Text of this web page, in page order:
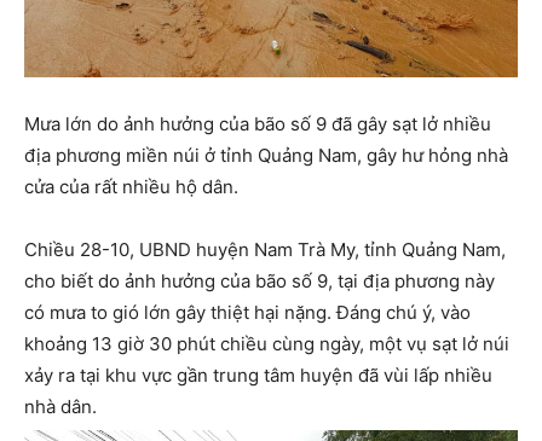
Mưa lớn do ảnh hưởng của bão số 9 đã gây sạt lở nhiều
địa phương miền núi ở tỉnh Quảng Nam, gây hư hỏng nhà
cửa của rất nhiều hộ dân.
Chiều 28-10, UBND huyện Nam Trà My, tỉnh Quảng Nam,
cho biết do ảnh hưởng của bão số 9, tại địa phương này
có mưa to gió lớn gây thiệt hại nặng. Đáng chú ý, vào
khoảng 13 giờ 30 phút chiều cùng ngày, một vụ sạt lở núi
xảy ra tại khu vực gần trung tâm huyện đã vùi lấp nhiều
nhà dân.